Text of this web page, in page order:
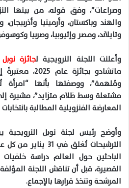
وصراعات”، وفق قوله، من بينها
والهند وباكستان، وأرمينيا
وتايلاند، ومصر وإثيوبيا، وصربيا
وأعلنت اللجنة النرويجية لجائزة
ماتشادو بجائزة
ومُلهمة”، ووصفتها بأنها “امرأة
مشتعلة وسط ظلام متزايد”، مشيرة
المعارضة الفنزويلية المطالبة
وأوضح رئيس لجنة نوبل النرويجية
الترشيحات تُغلق في
الباحثين حول العالم دراسة خلفيات
القصيرة، قبل أن تناقش اللجنة
المرشحة وتتخذ قرارها بالإجماع.